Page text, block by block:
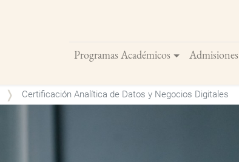
Programas Académicos Admisiones
Buscar
Certificación Analítica de Datos y Negocios Digitales